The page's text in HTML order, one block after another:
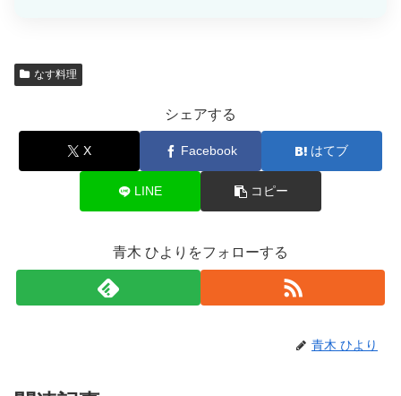
なす料理
シェアする
X Facebook はてブ
LINE コピー
青木 ひよりをフォローする
青木 ひより